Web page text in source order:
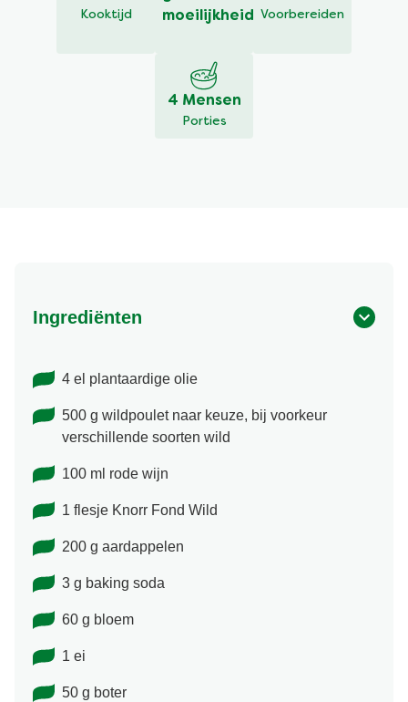
Kooktijd
moeilijkheid
Voorbereiden
4 Mensen
Porties
Ingrediënten
4 el plantaardige olie
500 g wildpoulet naar keuze, bij voorkeur
verschillende soorten wild
100 ml rode wijn
1 flesje Knorr Fond Wild
200 g aardappelen
3 g baking soda
60 g bloem
1 ei
50 g boter